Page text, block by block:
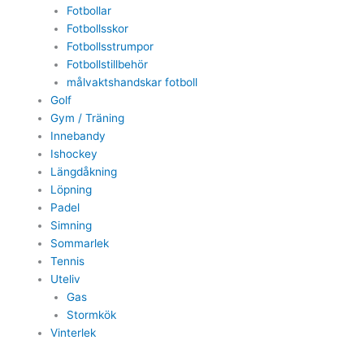
Fotbollar
Fotbollsskor
Fotbollsstrumpor
Fotbollstillbehör
målvaktshandskar fotboll
Golf
Gym / Träning
Innebandy
Ishockey
Längdåkning
Löpning
Padel
Simning
Sommarlek
Tennis
Uteliv
Gas
Stormkök
Vinterlek